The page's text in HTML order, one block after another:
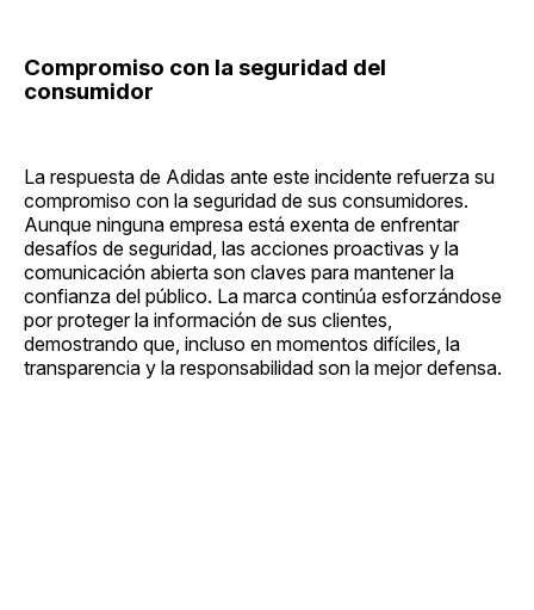
Compromiso con la seguridad del
consumidor
La respuesta de Adidas ante este incidente refuerza su
compromiso con la seguridad de sus consumidores.
Aunque ninguna empresa está exenta de enfrentar
desafíos de seguridad, las acciones proactivas y la
comunicación abierta son claves para mantener la
confianza del público. La marca continúa esforzándose
por proteger la información de sus clientes,
demostrando que, incluso en momentos difíciles, la
transparencia y la responsabilidad son la mejor defensa.